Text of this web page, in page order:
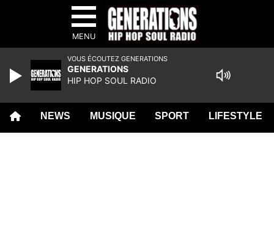
MENU
NEWS MUSIQUE SPORT LIFESTYLE
VOUS ÉCOUTEZ GENERATIONS
GENERATIONS
HIP HOP SOUL RADIO